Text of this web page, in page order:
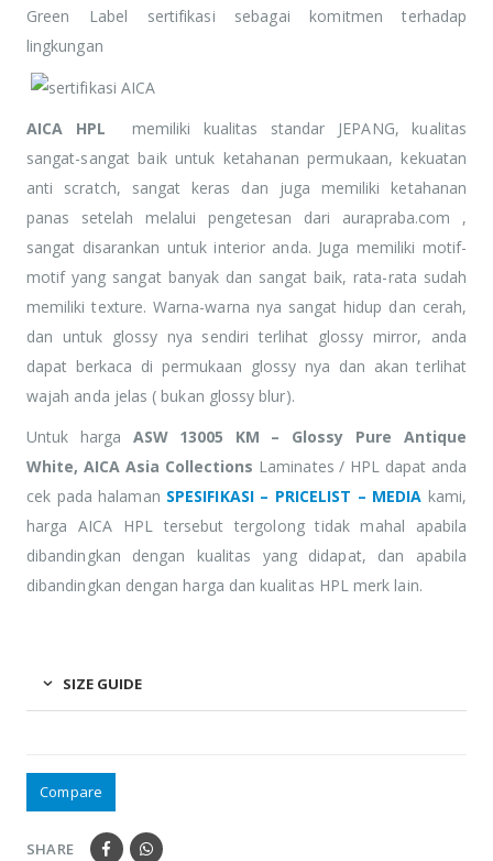
Green Label sertifikasi sebagai komitmen terhadap
lingkungan
AICA HPL memiliki kualitas standar JEPANG, kualitas
sangat-sangat baik untuk ketahanan permukaan, kekuatan
anti scratch, sangat keras dan juga memiliki ketahanan
panas setelah melalui pengetesan dari aurapraba.com ,
sangat disarankan untuk interior anda. Juga memiliki motif-
motif yang sangat banyak dan sangat baik, rata-rata sudah
memiliki texture. Warna-warna nya sangat hidup dan cerah,
dan untuk glossy nya sendiri terlihat glossy mirror, anda
dapat berkaca di permukaan glossy nya dan akan terlihat
wajah anda jelas ( bukan glossy blur).
Untuk harga ASW 13005 KM – Glossy Pure Antique
White, AICA Asia Collections Laminates / HPL dapat anda
cek pada halaman SPESIFIKASI – PRICELIST – MEDIA kami,
harga AICA HPL tersebut tergolong tidak mahal apabila
dibandingkan dengan kualitas yang didapat, dan apabila
dibandingkan dengan harga dan kualitas HPL merk lain.
SIZE GUIDE
Compare
SHARE